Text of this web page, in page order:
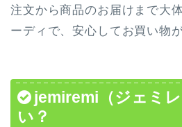
注文から商品のお届けまで大体
ーディで、安心してお買い物
jemiremi（ジェミ
い？